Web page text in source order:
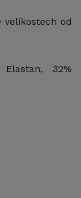
velikostech od
32%